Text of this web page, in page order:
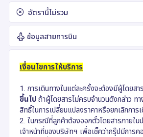
อัตรานี้ไม่รวม
ข้อมูลสายการบิน
เงื่อนไขการให้บริการ
1. การเดินทางในแต่ละครั้งจะต้องมีผู้โดยสาร
ขึ้นไป ถ้าผู้โดยสารไม่ครบจำนวนดังกล่าว ท
สิทธิ์ในการเปลี่ยนแปลงราคาหรือยกเลิกการ
2. ในกรณีที่ลูกค้าต้องออกตั๋วโดยสารภายใ
เจ้าหน้าที่ของบริษัทฯ เพื่อเช็คว่ากรุ๊ปมีการค